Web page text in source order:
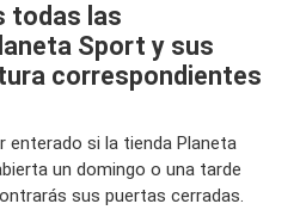
todas las
Sport y sus
correspondientes
enterado si la tienda Planeta
un domingo o una tarde
sus puertas cerradas.